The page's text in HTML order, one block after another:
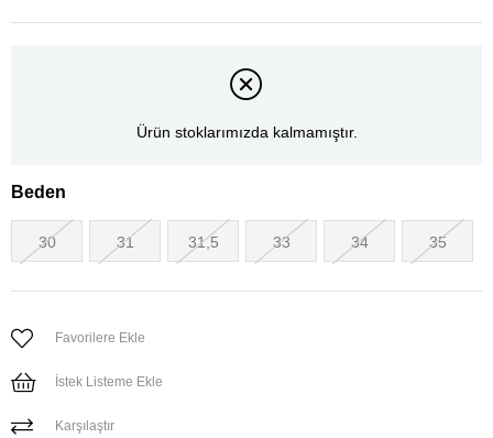
Ürün stoklarımızda kalmamıştır.
Beden
30 31 31,5 33 34 35
Favorilere Ekle
İstek Listeme Ekle
Karşılaştır